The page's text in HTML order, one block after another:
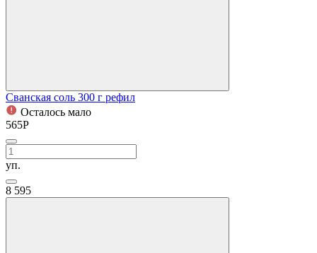
Сванская соль 300 г рефил
Осталось мало
565Р
уп.
8 595